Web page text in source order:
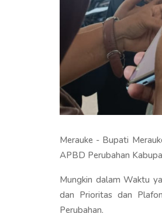
Merauke - Bupati
APBD Perubahan
Mungkin dalam Waktu
dan Prioritas dan
Perubahan.